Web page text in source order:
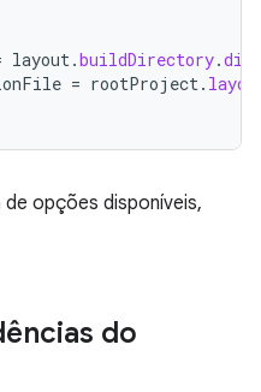
layout.buildDirectory.dir
= rootProject.
opções disponíveis,
do